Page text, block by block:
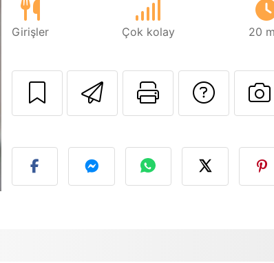
Girişler Çok kolay 20
Arkadaşına
Bu